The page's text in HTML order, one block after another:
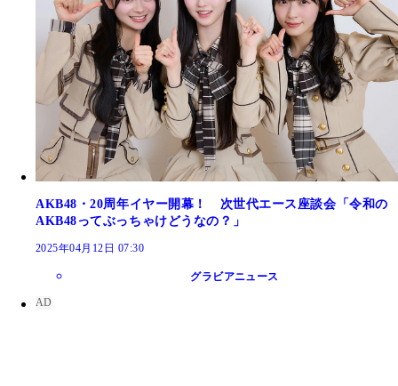
AKB48・20周年イヤー開幕！ 次世代エース座談会「令和の
AKB48ってぶっちゃけどうなの？」
2025年04月12日 07:30
グラビアニュース